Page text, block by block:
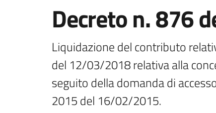
Decreto n. 876
Liquidazione del contributo
del 12/03/2018 relativa alla
seguito della domanda di
2015 del 16/02/2015.